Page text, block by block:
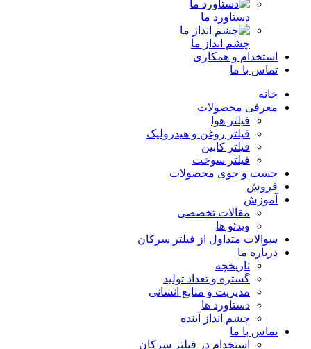
دستاورد ما
چشم انداز ما
استخدام و همکاری
تماس با ما
خانه
معرفی محصولات
فیلتر هوا
فیلتر روغن و هیدرولیک
فیلتر کابین
فیلتر سوخت
جست و جوی محصولات
فروش
آموزش
مقالات تخصصی
ویدئو ها
سوالات متداول از فیلتر سرکان
درباره ما
تاریخچه
گستره و تعداد تولید
مدیریت و منابع انسانی
دستاورد ها
چشم انداز آینده
تماس با ما
استخدام در فیلتر سرکان